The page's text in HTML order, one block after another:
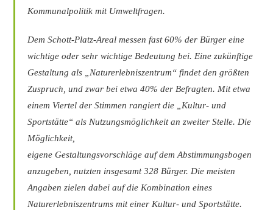
Kommunalpolitik mit Umweltfragen.
Dem Schott-Platz-Areal messen fast 60% der Bürger eine
wichtige oder sehr wichtige Bedeutungbei. Eine zukünftige
Gestaltung als „Naturerlebniszentrum“ findet den größten
Zuspruch, und zwar bei etwa 40% der Befragten. Mit etwa
einem Viertel der Stimmen rangiert die „Kultur- und
Sportstätte“ als Nutzungsmöglichkeit an zweiter Stelle. Die
Möglichkeit,
eigene Gestaltungsvorschläge auf dem Abstimmungsbogen
anzugeben, nutzten insgesamt328 Bürger. Die meisten
Angaben zielen dabei auf die Kombination eines
Naturerlebniszentrums mit einer Kultur- und Sportstätte.